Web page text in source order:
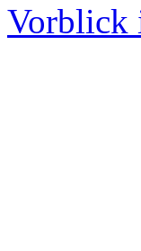
Vorblick